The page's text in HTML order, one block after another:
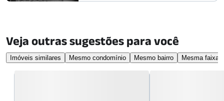
Veja outras sugestões para você
Imóveis similares Mesmo condomínio Mesmo bairro Mesma faixa